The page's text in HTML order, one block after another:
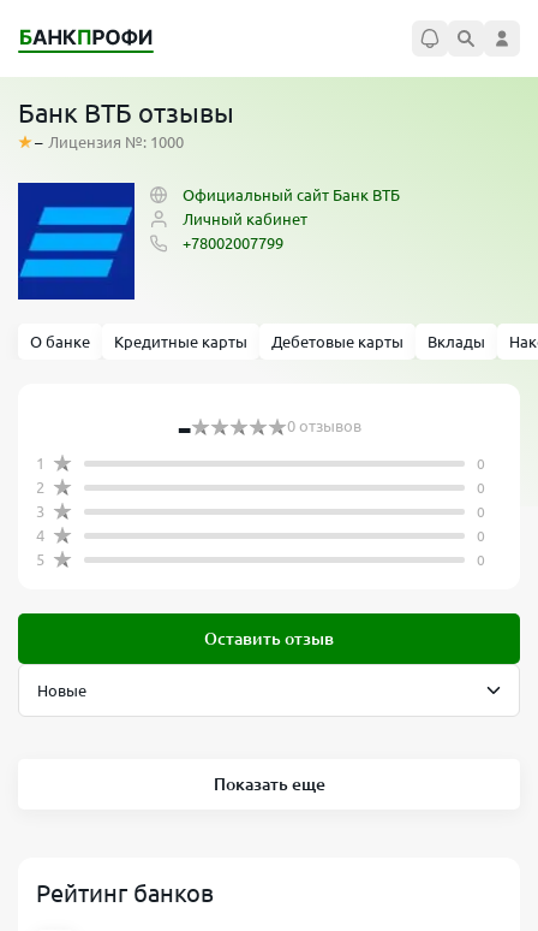
Банк ВТБ отзывы
– Лицензия №: 1000
Официальный сайт Банк ВТБ
Личный кабинет
+78002007799
О банке Кредитные карты Дебетовые карты Вклады
- 0 отзывов
1 0
2 0
3 0
4 0
5 0
Оставить отзыв
Показать еще
Рейтинг банков